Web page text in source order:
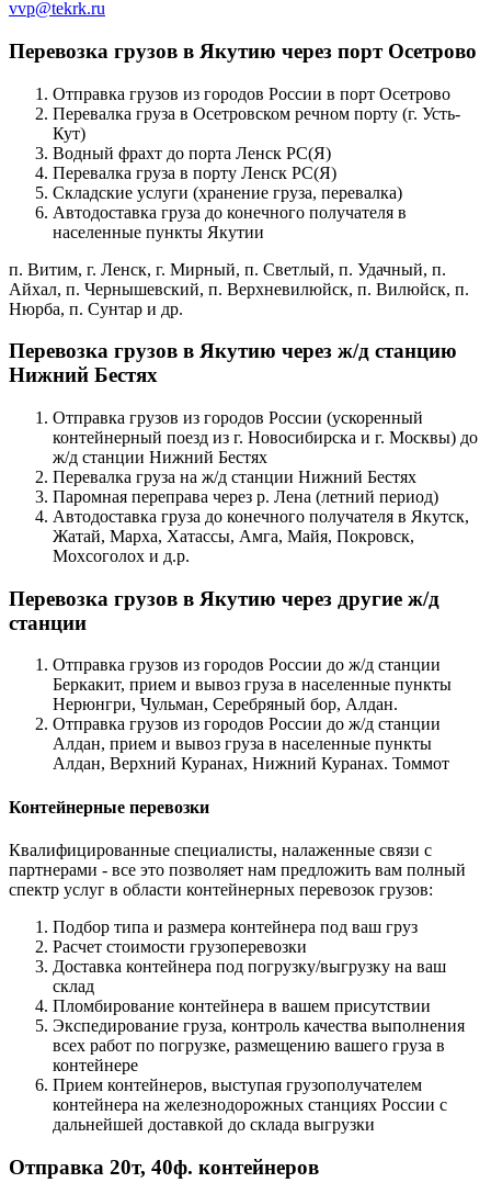
vvp@tekrk.ru
Перевозка грузов в Якутию через порт Осетрово
Отправка грузов из городов России в порт Осетрово
Перевалка груза в Осетровском речном порту (г. Усть-
Кут)
Водный фрахт до порта Ленск РС(Я)
Перевалка груза в порту Ленск РС(Я)
Складские услуги (хранение груза, перевалка)
Автодоставка груза до конечного получателя в
населенные пункты Якутии
п. Витим, г. Ленск, г. Мирный, п. Светлый, п. Удачный, п.
Айхал, п. Чернышевский, п. Верхневилюйск, п. Вилюйск, п.
Нюрба, п. Сунтар и др.
Перевозка грузов в Якутию через ж/д станцию
Нижний Бестях
Отправка грузов из городов России (ускоренный
контейнерный поезд из г. Новосибирска и г. Москвы) до
ж/д станции Нижний Бестях
Перевалка груза на ж/д станции Нижний Бестях
Паромная переправа через р. Лена (летний период)
Автодоставка груза до конечного получателя в Якутск,
Жатай, Марха, Хатассы, Амга, Майя, Покровск,
Мохсоголох и д.р.
Перевозка грузов в Якутию через другие ж/д
станции
Отправка грузов из городов России до ж/д станции
Беркакит, прием и вывоз груза в населенные пункты
Нерюнгри, Чульман, Серебряный бор, Алдан.
Отправка грузов из городов России до ж/д станции
Алдан, прием и вывоз груза в населенные пункты
Алдан, Верхний Куранах, Нижний Куранах. Томмот
Контейнерные перевозки
Квалифицированные специалисты, налаженные связи с
партнерами - все это позволяет нам предложить вам полный
спектр услуг в области контейнерных перевозок грузов:
Подбор типа и размера контейнера под ваш груз
Расчет стоимости грузоперевозки
Доставка контейнера под погрузку/выгрузку на ваш
склад
Пломбирование контейнера в вашем присутствии
Экспедирование груза, контроль качества выполнения
всех работ по погрузке, размещению вашего груза в
контейнере
Прием контейнеров, выступая грузополучателем
контейнера на железнодорожных станциях России с
дальнейшей доставкой до склада выгрузки
Отправка 20т, 40ф. контейнеров